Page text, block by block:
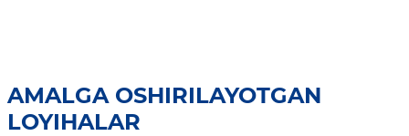
AMALGA OSHIRILAYOTGAN
LOYIHALAR